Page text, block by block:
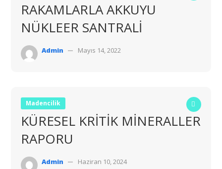
RAKAMLARLA AKKUYU
NÜKLEER SANTRALİ
Admin Mayıs 14, 2022
Madencilik
KÜRESEL KRİTİK MİNERALLER
RAPORU
Admin Haziran 10, 2024